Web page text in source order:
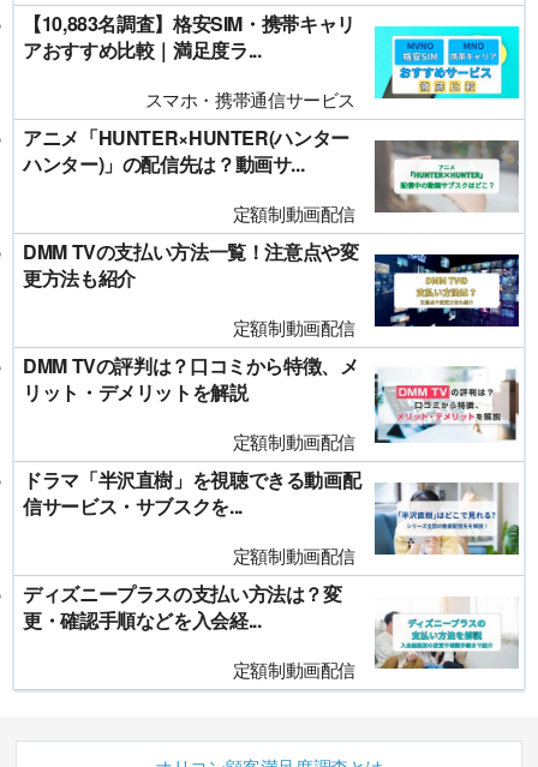
【10,883名調査】格安SIM・携帯キャリ
アおすすめ比較｜満足度ラ...
スマホ・携帯通信サービス
アニメ「HUNTER×HUNTER(ハンター
ハンター)」の配信先は？動画サ...
定額制動画配信
DMM TVの支払い方法一覧！注意点や変
更方法も紹介
定額制動画配信
DMM TVの評判は？口コミから特徴、メ
リット・デメリットを解説
定額制動画配信
ドラマ「半沢直樹」を視聴できる動画配
信サービス・サブスクを...
定額制動画配信
ディズニープラスの支払い方法は？変
更・確認手順などを入会経...
定額制動画配信